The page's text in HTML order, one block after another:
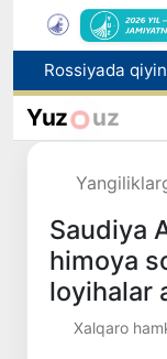
Yuz uz
Saudiya
himoya
loyihalar
Xalqaro